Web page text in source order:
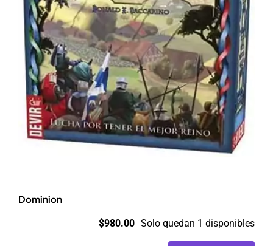
Dominion
$980.00 Solo quedan 1 disponibles